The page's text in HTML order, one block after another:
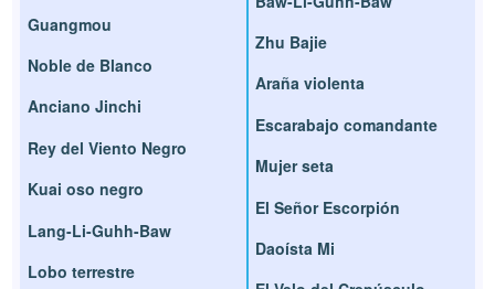
Guangmou
Noble de Blanco
Anciano Jinchi
Rey del Viento Negro
Kuai oso negro
Lang-Li-Guhh-Baw
Lobo terrestre
Zhu Bajie
Araña violenta
Escarabajo comandante
Mujer seta
El Señor Escorpión
Daoísta Mi